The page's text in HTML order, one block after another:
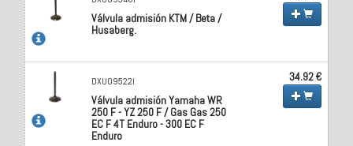
Válvula admisión KTM / Beta /
Husaberg.
DXU09522I
Válvula admisión Yamaha WR
250 F - YZ 250 F / Gas Gas 250
EC F 4T Enduro - 300 EC F
Enduro
34.92 €